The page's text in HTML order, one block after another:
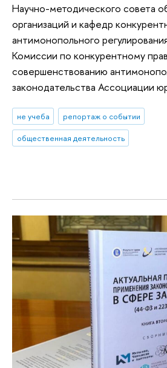
Научно-методического совета
организаций и кафедр
антимонопольного
Комиссии по конкурентному
совершенствованию
законодательства Ассоциации
не учеба
репортаж о событии
общественная деятельность